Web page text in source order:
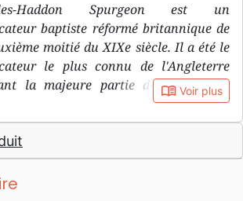
Haddon Spurgeon est un
baptiste réformé britannique de
moitié du XIXe siècle. Il a été le
le plus connu de l'Angleterre
la majeure partie de la seconde
du XIXe siècle. Son père, James
et son grand-père, John Spurgeon,
pasteurs, il fut élevé dans la
de l'Évangile. Cependant, c'est
vers un rendez-vous qu'une
book_open Voir plus